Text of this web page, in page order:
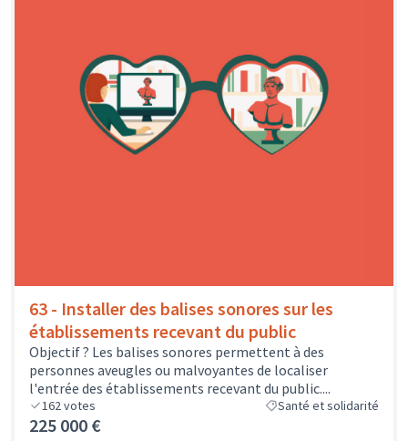
63 - Installer des balises sonores sur les
établissements recevant du public
Objectif ? Les balises sonores permettent à des
personnes aveugles ou malvoyantes de localiser
l'entrée des établissements recevant du public....
162votes Santé et solidarité
225 000 €